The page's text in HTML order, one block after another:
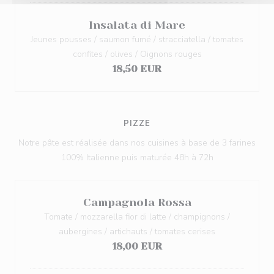
Insalata di Mare
Jeunes pousses / saumon fumé / stracciatella / tomates
confites / olives / Oignons rouges
18,50 EUR
PIZZE
Notre pâte est réalisée dans nos cuisines à base de 3 farines
100% Italienne puis maturée 48h à 72h
Campagnola Rossa
Tomate / mozzarella fior di latte / champignons /
aubergines / artichauts / tomates cerises
18,00 EUR